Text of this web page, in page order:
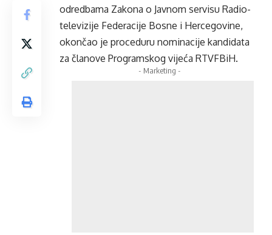
odredbama Zakona o Javnom servisu Radio-
televizije Federacije Bosne i Hercegovine,
okončao je proceduru nominacije kandidata
za članove Programskog vijeća RTVFBiH.
- Marketing -